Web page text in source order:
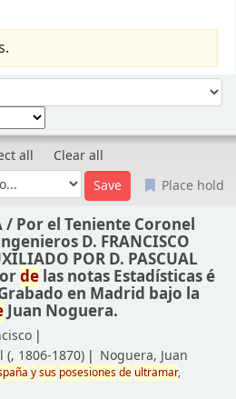
all
Clear all
Place hold
/ Por el Teniente Coronel
D. FRANCISCO
POR D. PASCUAL
delas notas Estadísticas é
en Madrid bajo la
Juan Noguera.
(, 1806-1870) Noguera, Juan
ysus posesionesde ultramar,